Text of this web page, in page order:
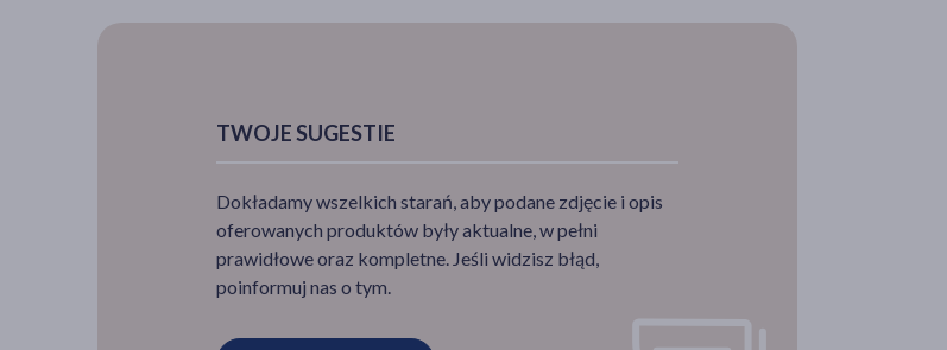
TWOJE SUGESTIE
Dokładamy wszelkich starań, aby podane zdjęcie i opis
oferowanych produktów były aktualne, w pełni
prawidłowe oraz kompletne. Jeśli widzisz błąd,
poinformuj nas o tym.